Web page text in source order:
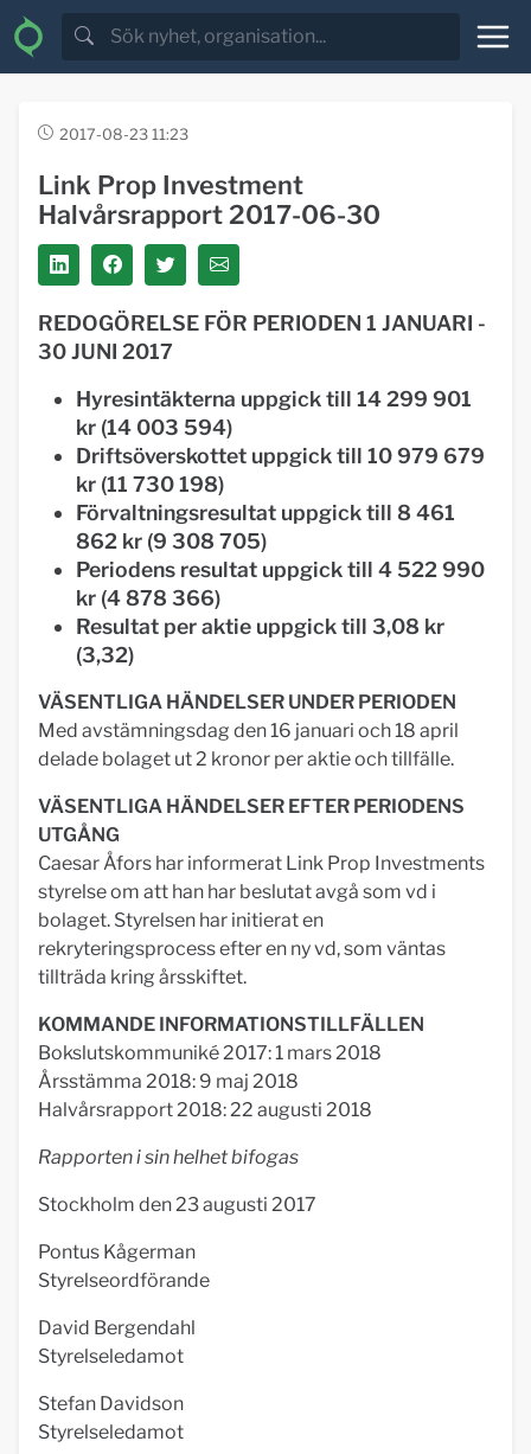
2017-08-23 11:23
Link Prop Investment
Halvårsrapport 2017-06-30
REDOGÖRELSE FÖR PERIODEN 1 JANUARI -
30 JUNI 2017
Hyresintäkterna uppgick till 14 299 901
kr (14 003 594)
Driftsöverskottet uppgick till 10 979 679
kr (11 730 198)
Förvaltningsresultat uppgick till 8 461
862 kr (9 308 705)
Periodens resultat uppgick till 4 522 990
kr (4 878 366)
Resultat per aktie uppgick till 3,08 kr
(3,32)
VÄSENTLIGA HÄNDELSER UNDER PERIODEN
Med avstämningsdag den 16 januari och 18 april
delade bolaget ut 2 kronor per aktie och tillfälle.
VÄSENTLIGA HÄNDELSER EFTER PERIODENS
UTGÅNG
Caesar Åfors har informerat Link Prop Investments
styrelse om att han har beslutat avgå som vd i
bolaget. Styrelsen har initierat en
rekryteringsprocess efter en ny vd, som väntas
tillträda kring årsskiftet.
KOMMANDE INFORMATIONSTILLFÄLLEN
Bokslutskommuniké 2017: 1 mars 2018
Årsstämma 2018: 9 maj 2018
Halvårsrapport 2018: 22 augusti 2018
Rapporten i sin helhet bifogas
Stockholm den 23 augusti 2017
Pontus Kågerman
Styrelseordförande
David Bergendahl
Styrelseledamot
Stefan Davidson
Styrelseledamot